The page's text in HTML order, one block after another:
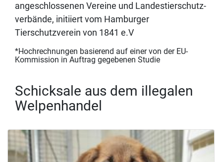
angeschlossenen Vereine und Landestierschutz-
verbände, initiiert vom Hamburger
Tierschutzverein von 1841 e.V
*Hochrechnungen basierend auf einer von der EU-
Kommission in Auftrag gegebenen Studie
Schicksale aus dem illegalen
Welpenhandel